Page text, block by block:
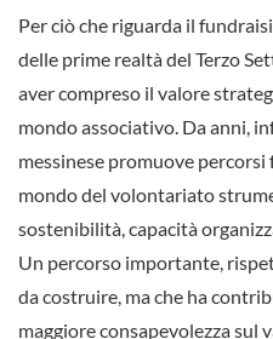
Per ciò che riguarda il
delle prime realtà del Terzo
aver compreso il valore
mondo associativo. Da anni,
messinese promuove
mondo del volontariato
sostenibilità, capacità
Un percorso importante,
da costruire, ma che ha
maggiore consapevolezza sul